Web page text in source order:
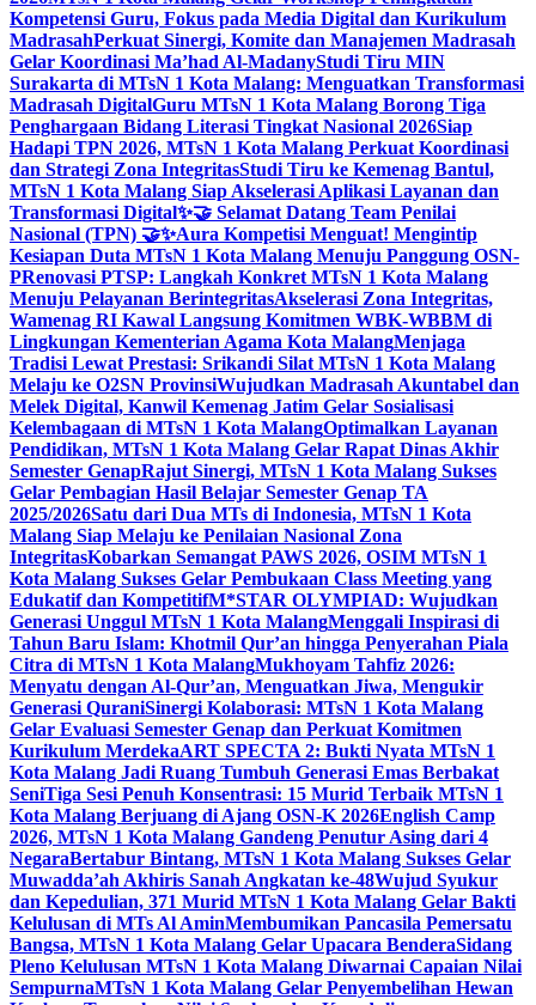
Kompetensi Guru, Fokus pada Media Digital dan Kurikulum
MadrasahPerkuat Sinergi, Komite dan Manajemen Madrasah
Gelar Koordinasi Ma’had Al-MadanyStudi Tiru MIN
Surakarta di MTsN 1 Kota Malang: Menguatkan Transformasi
Madrasah DigitalGuru MTsN 1 Kota Malang Borong Tiga
Penghargaan Bidang Literasi Tingkat Nasional 2026Siap
Hadapi TPN 2026, MTsN 1 Kota Malang Perkuat Koordinasi
dan Strategi Zona IntegritasStudi Tiru ke Kemenag Bantul,
MTsN 1 Kota Malang Siap Akselerasi Aplikasi Layanan dan
Transformasi Digital✨🤝 Selamat Datang Team Penilai
Nasional (TPN) 🤝✨Aura Kompetisi Menguat! Mengintip
Kesiapan Duta MTsN 1 Kota Malang Menuju Panggung OSN-
PRenovasi PTSP: Langkah Konkret MTsN 1 Kota Malang
Menuju Pelayanan BerintegritasAkselerasi Zona Integritas,
Wamenag RI Kawal Langsung Komitmen WBK-WBBM di
Lingkungan Kementerian Agama Kota MalangMenjaga
Tradisi Lewat Prestasi: Srikandi Silat MTsN 1 Kota Malang
Melaju ke O2SN ProvinsiWujudkan Madrasah Akuntabel dan
Melek Digital, Kanwil Kemenag Jatim Gelar Sosialisasi
Kelembagaan di MTsN 1 Kota MalangOptimalkan Layanan
Pendidikan, MTsN 1 Kota Malang Gelar Rapat Dinas Akhir
Semester GenapRajut Sinergi, MTsN 1 Kota Malang Sukses
Gelar Pembagian Hasil Belajar Semester Genap TA
2025/2026Satu dari Dua MTs di Indonesia, MTsN 1 Kota
Malang Siap Melaju ke Penilaian Nasional Zona
IntegritasKobarkan Semangat PAWS 2026, OSIM MTsN 1
Kota Malang Sukses Gelar Pembukaan Class Meeting yang
Edukatif dan KompetitifM*STAR OLYMPIAD: Wujudkan
Generasi Unggul MTsN 1 Kota MalangMenggali Inspirasi di
Tahun Baru Islam: Khotmil Qur’an hingga Penyerahan Piala
Citra di MTsN 1 Kota MalangMukhoyam Tahfiz 2026:
Menyatu dengan Al-Qur’an, Menguatkan Jiwa, Mengukir
Generasi QuraniSinergi Kolaborasi: MTsN 1 Kota Malang
Gelar Evaluasi Semester Genap dan Perkuat Komitmen
Kurikulum MerdekaART SPECTA 2: Bukti Nyata MTsN 1
Kota Malang Jadi Ruang Tumbuh Generasi Emas Berbakat
SeniTiga Sesi Penuh Konsentrasi: 15 Murid Terbaik MTsN 1
Kota Malang Berjuang di Ajang OSN-K 2026English Camp
2026, MTsN 1 Kota Malang Gandeng Penutur Asing dari 4
NegaraBertabur Bintang, MTsN 1 Kota Malang Sukses Gelar
Muwadda’ah Akhiris Sanah Angkatan ke-48Wujud Syukur
dan Kepedulian, 371 Murid MTsN 1 Kota Malang Gelar Bakti
Kelulusan di MTs Al AminMembumikan Pancasila Pemersatu
Bangsa, MTsN 1 Kota Malang Gelar Upacara BenderaSidang
Pleno Kelulusan MTsN 1 Kota Malang Diwarnai Capaian Nilai
SempurnaMTsN 1 Kota Malang Gelar Penyembelihan Hewan